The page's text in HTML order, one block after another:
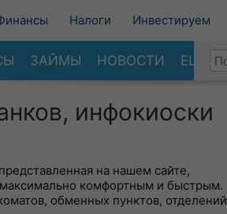
Налоги Инвестируем
ЗАЙМЫ НОВОСТИ ЕЩЕ
инфокиоски
на нашем сайте,
комфортным и быстрым.
обменных пунктов, отделений